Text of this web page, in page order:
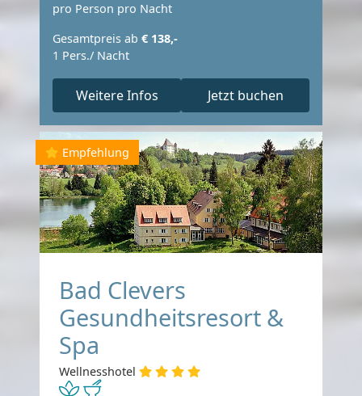
pro Person pro Nacht
Gesamtpreis ab € 138,-
1 Pers./ Nacht
Weitere Infos Jetzt buchen
Empfehlung
Bad Clevers
Gesundheitsresort &
Spa
Wellnesshotel